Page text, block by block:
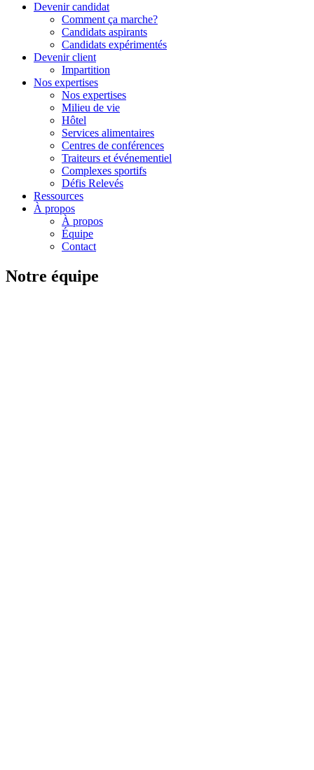
Devenir candidat
Comment ça marche?
Candidats aspirants
Candidats expérimentés
Devenir client
Impartition
Nos expertises
Nos expertises
Milieu de vie
Hôtel
Services alimentaires
Centres de conférences
Traiteurs et événementiel
Complexes sportifs
Défis Relevés
Ressources
À propos
À propos
Équipe
Contact
Notre équipe